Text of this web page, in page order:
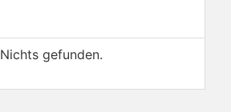
Nichts gefunden.